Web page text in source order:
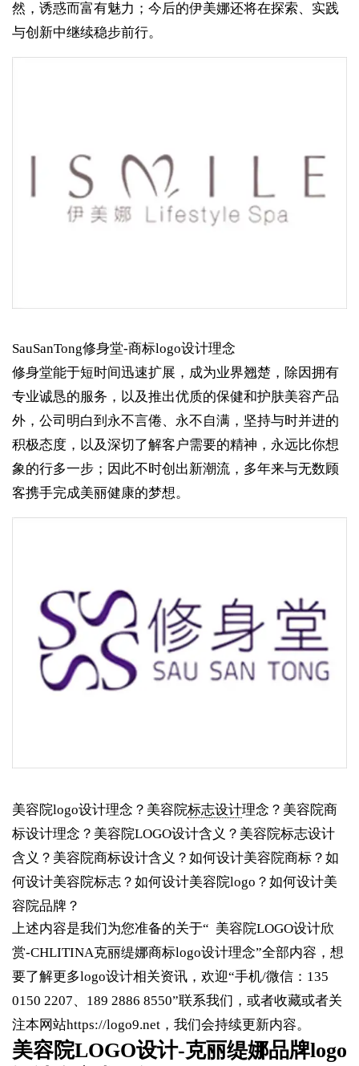
然，诱惑而富有魅力；今后的伊美娜还将在探索、实践
与创新中继续稳步前行。
SauSanTong修身堂-商标logo设计理念
修身堂能于短时间迅速扩展，成为业界翘楚，除因拥有
专业诚恳的服务，以及推出优质的保健和护肤美容产品
外，公司明白到永不言倦、永不自满，坚持与时并进的
积极态度，以及深切了解客户需要的精神，永远比你想
象的行多一步；因此不时创出新潮流，多年来与无数顾
客携手完成美丽健康的梦想。
美容院logo设计理念？美容院标志设计理念？美容院商
标设计理念？美容院LOGO设计含义？美容院标志设计
含义？美容院商标设计含义？如何设计美容院商标？如
何设计美容院标志？如何设计美容院logo？如何设计美
容院品牌？
上述内容是我们为您准备的关于“ 美容院LOGO设计欣
赏-CHLITINA克丽缇娜商标logo设计理念”全部内容，想
要了解更多logo设计相关资讯，欢迎“手机/微信：135
0150 2207、189 2886 8550”联系我们，或者收藏或者关
注本网站https://logo9.net ，我们会持续更新内容。
美容院LOGO设计-克丽缇娜品牌logo